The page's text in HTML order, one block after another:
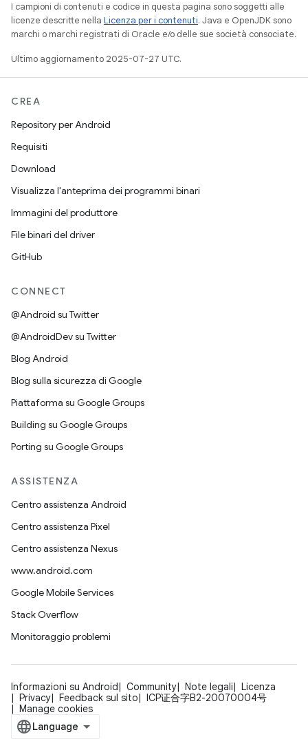
I campioni di contenuti e codice in questa pagina sono soggetti alle
licenze descritte nella Licenza per i contenuti. Java e OpenJDK sono
marchi o marchi registrati di Oracle e/o delle sue società consociate.
Ultimo aggiornamento 2025-07-27 UTC.
CREA
Repository per Android
Requisiti
Download
Visualizza l'anteprima dei programmi binari
Immagini del produttore
File binari del driver
GitHub
CONNECT
@Android su Twitter
@AndroidDev su Twitter
Blog Android
Blog sulla sicurezza di Google
Piattaforma su Google Groups
Building su Google Groups
Porting su Google Groups
ASSISTENZA
Centro assistenza Android
Centro assistenza Pixel
Centro assistenza Nexus
www.android.com
Google Mobile Services
Stack Overflow
Monitoraggio problemi
Informazioni su Android Community Note legali
Licenza
Privacy
Feedback sul sito
ICP证合字B2-20070004号
Manage cookies